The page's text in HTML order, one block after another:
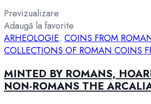
Previzualizare
Adaugă la favorite
ARHEOLOGIE, COINS FROM
COLLECTIONS OF ROMAN COINS
MINTED BY ROMANS,
NON-ROMANS THE